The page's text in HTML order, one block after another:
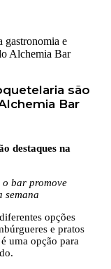
gastronomia e
Alchemia Bar
são
Bar
destaques na
o bar promove
semana
opções
e pratos
uma opção para